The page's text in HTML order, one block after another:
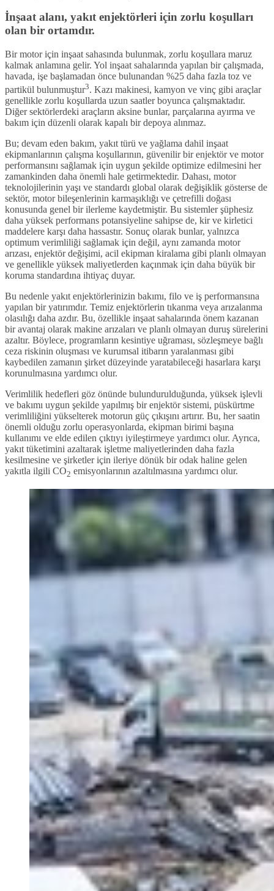
İnşaat alanı, yakıt enjektörleri için zorlu koşulları
olan bir ortamdır.
Bir motor için inşaat sahasında bulunmak, zorlu koşullara maruz
kalmak anlamına gelir. Yol inşaat sahalarında yapılan bir çalışmada,
havada, işe başlamadan önce bulunandan %25 daha fazla toz ve
partikül bulunmuştur3. Kazı makinesi, kamyon ve vinç gibi araçlar
genellikle zorlu koşullarda uzun saatler boyunca çalışmaktadır.
Diğer sektörlerdeki araçların aksine bunlar, parçalarına ayırma ve
bakım için düzenli olarak kapalı bir depoya alınmaz.
Bu; devam eden bakım, yakıt türü ve yağlama dahil inşaat
ekipmanlarının çalışma koşullarının, güvenilir bir enjektör ve motor
performansını sağlamak için uygun şekilde optimize edilmesini her
zamankinden daha önemli hale getirmektedir. Dahası, motor
teknolojilerinin yaşı ve standardı global olarak değişiklik gösterse de
sektör, motor bileşenlerinin karmaşıklığı ve çetrefilli doğası
konusunda genel bir ilerleme kaydetmiştir. Bu sistemler şüphesiz
daha yüksek performans potansiyeline sahipse de, kir ve kirletici
maddelere karşı daha hassastır. Sonuç olarak bunlar, yalnızca
optimum verimliliği sağlamak için değil, aynı zamanda motor
arızası, enjektör değişimi, acil ekipman kiralama gibi planlı olmayan
ve genellikle yüksek maliyetlerden kaçınmak için daha büyük bir
koruma standardına ihtiyaç duyar.
Bu nedenle yakıt enjektörlerinizin bakımı, filo ve iş performansına
yapılan bir yatırımdır. Temiz enjektörlerin tıkanma veya arızalanma
olasılığı daha azdır. Bu, özellikle inşaat sahalarında önem kazanan
bir avantaj olarak makine arızaları ve planlı olmayan duruş sürelerini
azaltır. Böylece, programların kesintiye uğraması, sözleşmeye bağlı
ceza riskinin oluşması ve kurumsal itibarın yaralanması gibi
kaybedilen zamanın şirket düzeyinde yaratabileceği hasarlara karşı
korunulmasına yardımcı olur.
Verimlilik hedefleri göz önünde bulundurulduğunda, yüksek işlevli
ve bakımı uygun şekilde yapılmış bir enjektör sistemi, püskürtme
verimliliğini yükselterek motorun güç çıkışını artırır. Bu, her saatin
önemli olduğu zorlu operasyonlarda, ekipman birimi başına
kullanımı ve elde edilen çıktıyı iyileştirmeye yardımcı olur. Ayrıca,
yakıt tüketimini azaltarak işletme maliyetlerinden daha fazla
kesilmesine ve şirketler için ileriye dönük bir odak haline gelen
yakıtla ilgili CO2 emisyonlarının azaltılmasına yardımcı olur.